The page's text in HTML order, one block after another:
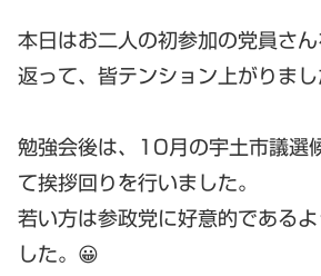
本日はお二人の初参加の党員さ
返って、皆テンション上がりま
勉強会後は、10月の宇土市議選
て挨拶回りを行いました。
若い方は参政党に好意的である
した。😀